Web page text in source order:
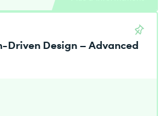
Driven Design – Advanced